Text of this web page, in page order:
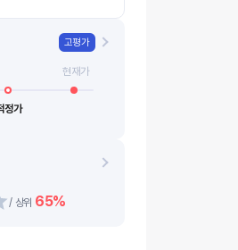
고평가
현재가
정가
/ 상위 65%